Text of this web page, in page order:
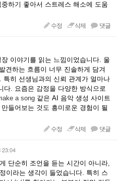
하기 좋아서 스트레스 해소에 도움
수정 삭제 댓글
이야기를 읽는 느낌이었습니다. 울
견하는 흐름이 너무 진솔하게 담겨
특히 선생님과의 신뢰 관계가 얼마나
다. 요즘은 감정을 다양한 방식으로
a song 같은 AI 음악 생성 사이트
들어보는 것도 흥미로운 경험이 될
수정 삭제 댓글
23:04
단순히 조언을 듣는 시간이 아니라,
이라는 생각이 들었습니다. 특히 스